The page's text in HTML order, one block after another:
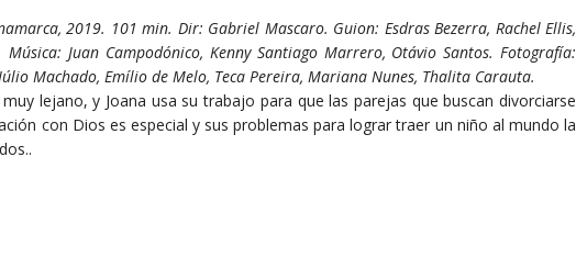
2019. 101 min. Dir: Gabriel Mascaro. Guion: Esdras Bezerra, Rachel Ellis,
Juan Campodónico, Kenny Santiago Marrero, Otávio Santos. Fotografía:
Machado, Emílio de Melo, Teca Pereira, Mariana Nunes, Thalita Carauta.
lejano, y Joana usa su trabajo para que las parejas que buscan divorciarse
con Dios es especial y sus problemas para lograr traer un niño al mundo la